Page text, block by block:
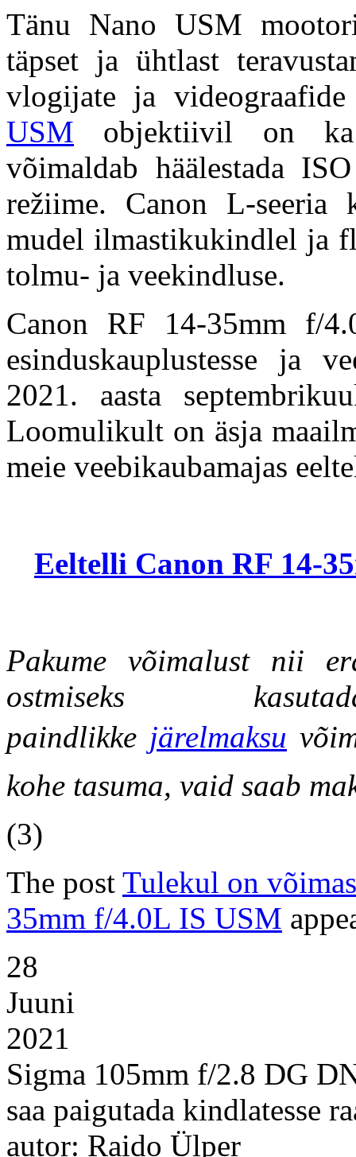
Tänu Nano USM
täpset ja ühtlast
vlogijate ja
USM objektiivil on ka
võimaldab häälestada
režiime. Canon L-seeria
mudel ilmastikukindlel ja
tolmu- ja veekindluse.
Canon RF 14-35mm f/
esinduskauplustesse ja
2021. aasta
Loomulikult on äsja
meie veebikaubamajas
Eeltelli Canon RF 14-
Pakume võimalust nii
ostmiseks
paindlikke järelmaksu
kohe tasuma, vaid saab
(3)
The post Tulekul on
35mm f/4.0L IS USM
28
Juuni
2021
Sigma 105mm f/2.8 DG
saa paigutada kindlatesse
autor: Raido Ülper